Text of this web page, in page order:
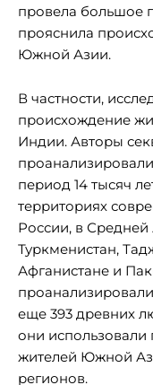
провела большое
прояснила
Южной Азии.
В частности,
происхождение
Индии. Авторы
период 14 тысяч
территориях
России, в Средней
Туркменистан,
Афганистане и
еще 393 древних
они
жителей Южной
регионов.